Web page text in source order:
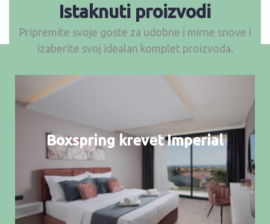
Istaknuti proizvodi
Pripremite svoje goste za udobne i mirne snove i
izaberite svoj idealan komplet proizvoda.
Boxspring krevet Imperial